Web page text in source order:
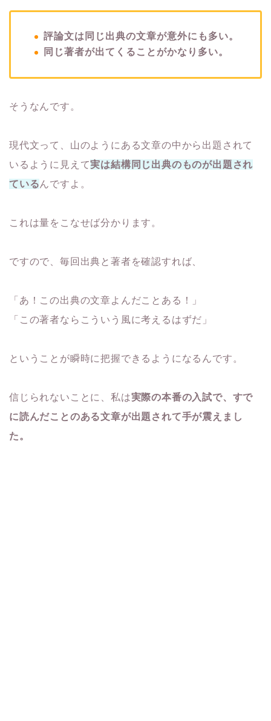
評論文は同じ出典の文章が意外にも多い。
同じ著者が出てくることがかなり多い。
そうなんです。
現代文って、山のようにある文章の中から出題されて
いるように見えて実は結構同じ出典のものが出題され
ているんですよ。
これは量をこなせば分かります。
ですので、毎回出典と著者を確認すれば、
「あ！この出典の文章よんだことある！」
「この著者ならこういう風に考えるはずだ」
ということが瞬時に把握できるようになるんです。
信じられないことに、私は実際の本番の入試で、すで
に読んだことのある文章が出題されて手が震えまし
た。